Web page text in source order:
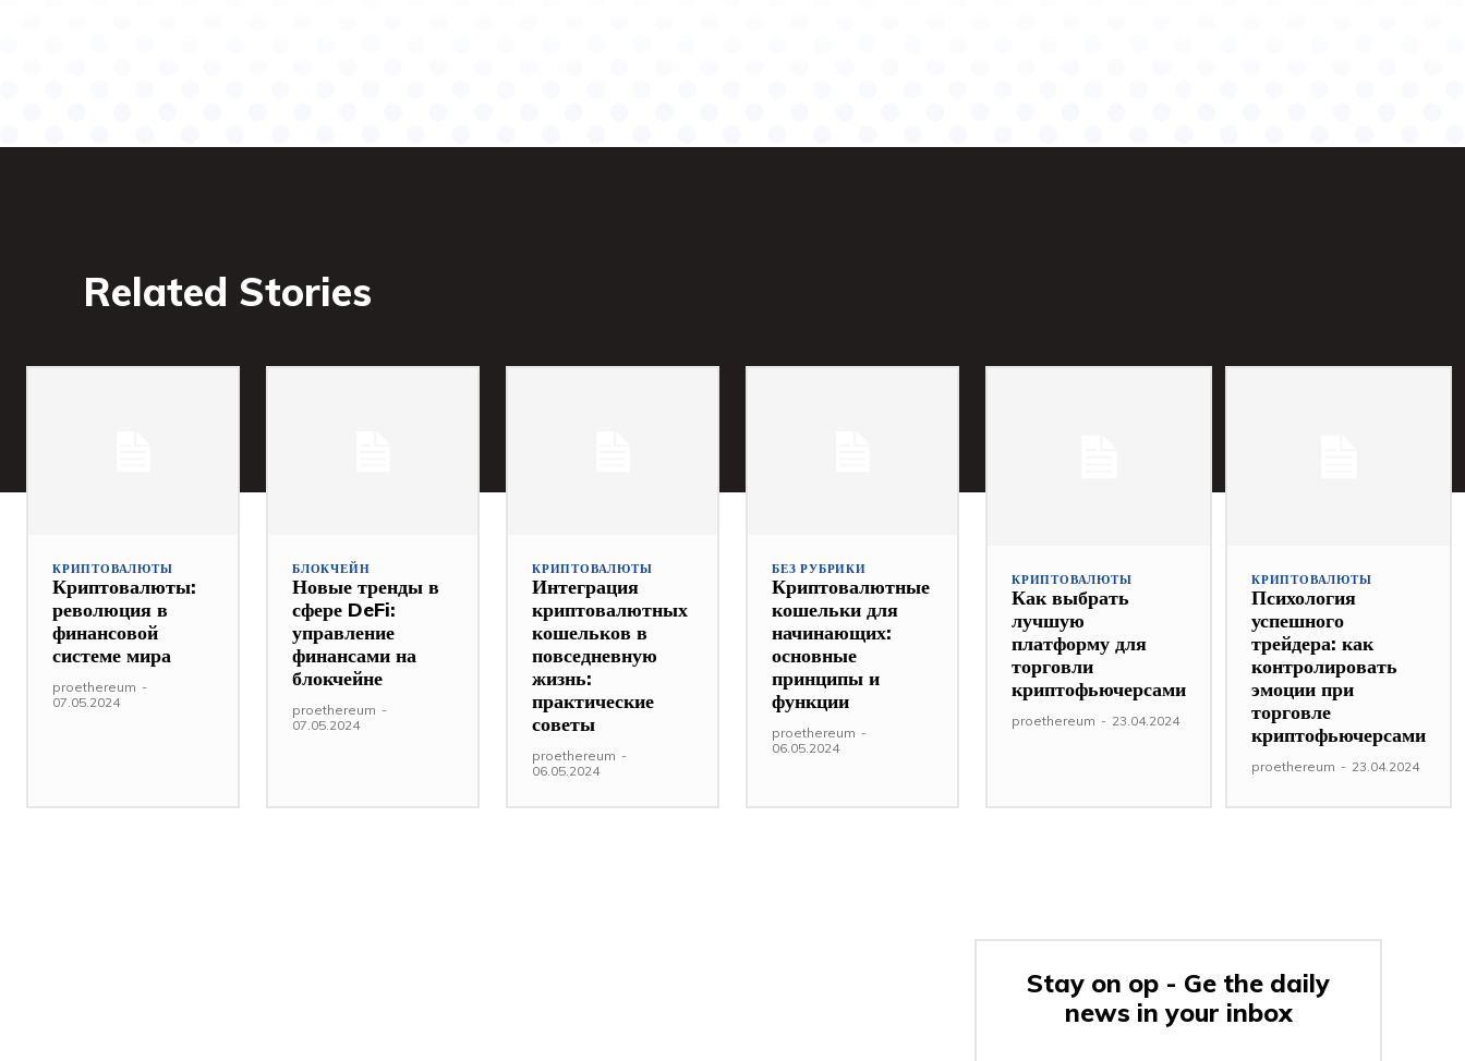
Related Stories
КРИПТОВАЛЮТЫ
Криптовалюты:
революция в
финансовой
системе мира
proethereum -
07.05.2024
БЛОКЧЕЙН
Новые тренды в
сфере DeFi:
управление
финансами на
блокчейне
proethereum -
07.05.2024
КРИПТОВАЛЮТЫ
Интеграция
криптовалютных
кошельков в
повседневную
жизнь:
практические
советы
proethereum -
06.05.2024
БЕЗ РУБРИКИ
Криптовалютные
кошельки для
начинающих:
основные
принципы и
функции
proethereum -
06.05.2024
КРИПТОВАЛЮТЫ
Как выбрать
лучшую
платформу для
торговли
криптофьючерсами
proethereum - 23.04.2024
КРИПТОВАЛЮТЫ
Психология
успешного
трейдера: как
контролировать
эмоции при
торговле
криптофьючерсами
proethereum - 23.04.2024
Stay on op - Ge the daily
news in your inbox